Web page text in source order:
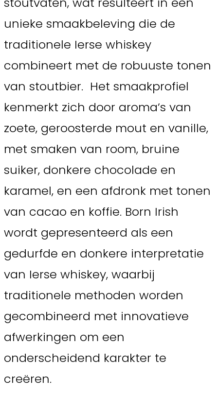
unieke smaakbeleving die de
traditionele Ierse whiskey
combineert met de robuuste tonen
van stoutbier. Het smaakprofiel
kenmerkt zich door aroma’s van
zoete, geroosterde mout en vanille,
met smaken van room, bruine
suiker, donkere chocolade en
karamel, en een afdronk met tonen
van cacao en koffie. Born Irish
wordt gepresenteerd als een
gedurfde en donkere interpretatie
van Ierse whiskey, waarbij
traditionele methoden worden
gecombineerd met innovatieve
afwerkingen om een
onderscheidend karakter te
creëren.